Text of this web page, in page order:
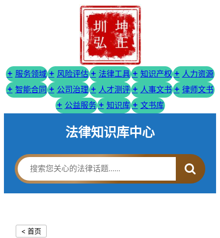
服务领域 风险评估 法律工具 知识产权
人力资源
智能合同
公司治理 人才测评 人事文书
律师文书
公益服务
知识库 文书库
法律知识库中心
< 首页